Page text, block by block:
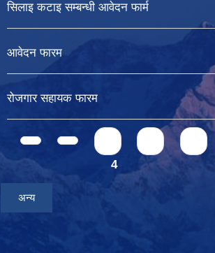
सिलाइ कटाइ सम्बन्धी आवेदन फार्म
आवेदन फारम
रोजगार सहायक फारम
Pages
4
अन्य